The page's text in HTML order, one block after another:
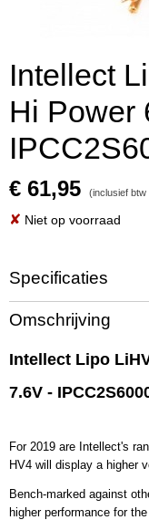
Intellect
Hi Power
€ 61,95 (inclusief btw
✘ Niet op voorraad
Specificaties
Productcode
IPCC2S6000HV4
EAN code
IPCC2S6000HV4
Productcode leverancier
0,50 Kg
Omschrijving
Intellect Lipo
7.6V -
For 2019 are Intellect's
HV4 will display a higher
Bench-marked against
higher performance for